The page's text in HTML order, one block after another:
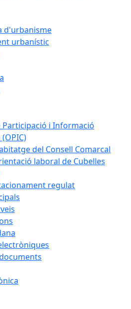
d'urbanisme
urbanístic
Participació i Informació
del Consell Comarcal
laboral de Cubelles
regulat